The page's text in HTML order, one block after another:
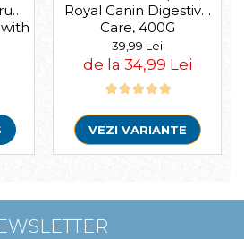
Royal Canin Digestive
Care, 400G
39,99 Lei
de la 34,99 Lei
VEZI VARIANTE